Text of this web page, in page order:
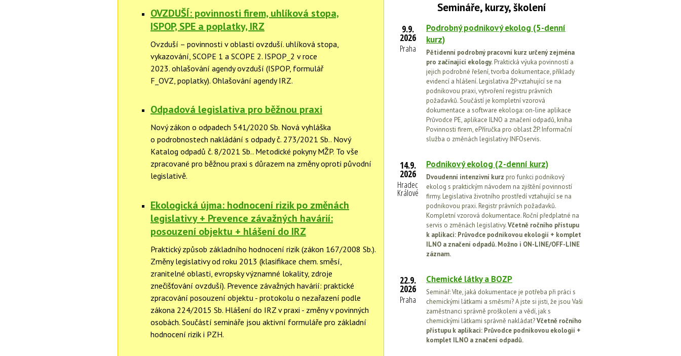
OVZDUŠÍ: povinnosti firem, uhlíková stopa,
ISPOP, SPE a poplatky, IRZ
Ovzduší – povinnosti v oblasti ovzduší. uhlíková stopa,
vykazování, SCOPE 1 a SCOPE 2. ISPOP_2 v roce
2023. ohlašování agendy ovzduší (ISPOP, formulář
F_OVZ, poplatky). Ohlašování agendy IRZ.
Odpadová legislativa pro běžnou praxi
Nový zákon o odpadech 541/2020 Sb. Nová vyhláška
o podrobnostech nakládání s odpady č. 273/2021 Sb.. Nový
Katalog odpadů č. 8/2021 Sb.. Metodické pokyny MŽP. To vše
zpracované pro běžnou praxi s důrazem na změny oproti původní
legislativě.
Ekologická újma: hodnocení rizik po změnách
legislativy + Prevence závažných havárií:
posouzení objektu + hlášení do IRZ
Praktický způsob základního hodnocení rizik (zákon 167/2008 Sb.).
Změny legislativy od roku 2013 (klasifikace chem. směsí,
zranitelné oblasti, evropsky významné lokality, zdroje
znečišťování ovzduší). Prevence závažných havárií: praktické
zpracování posouzení objektu - protokolu o nezařazení podle
zákona 224/2015 Sb. Hlášení do IRZ v praxi - změny v povinných
osobách. Součástí semináře jsou aktivní formuláře pro základní
hodnocení rizik i PZH.
Semináře, kurzy, školení
9.9.
2026
Praha
Podrobný podnikový ekolog (5-denní
kurz)
Pětidenní podrobný pracovní kurz určený zejména
pro začínající ekology. Praktická výuka povinností a
jejich podrobné řešení, tvorba dokumentace, příklady
evidencí a hlášení. Legislativa ŽP vztahující se na
podnikovou praxi, vytvoření registru právních
požadavků. Součástí je kompletní vzorová
dokumentace a software ekologa: on-line aplikace
Průvodce PE, aplikace ILNO a značení odpadů, kniha
Povinnosti firem, ePříručka pro oblast ŽP. Informační
služba o změnách legislativy INFOservis.
14.9.
2026
Hradec
Králové
Podnikový ekolog (2-denní kurz)
Dvoudenní intenzivní kurz pro funkci podnikový
ekolog s praktickým návodem na zjištění povinností
firmy. Legislativa životního prostředí vztahující se na
podnikovou praxi. Registr právních požadavků.
Kompletní vzorová dokumentace. Roční předplatné na
servis o změnách legislativy.Včetně ročního přístupu
k aplikaci: Průvodce podnikovou ekologií + komplet
ILNO a značení odpadů. Možno i ON-LINE/OFF-LINE
záznam.
22.9.
2026
Praha
Chemické látky a BOZP
Seminář: Víte, jaká dokumentace je potřeba při práci s
chemickými látkami a směsmi? A jste si jisti, že jsou Vaši
zaměstnanci správně proškoleni a vědí, jak s
chemickými látkami správně nakládat?Včetně ročního
přístupu k aplikaci: Průvodce podnikovou ekologií +
komplet ILNO a značení odpadů.